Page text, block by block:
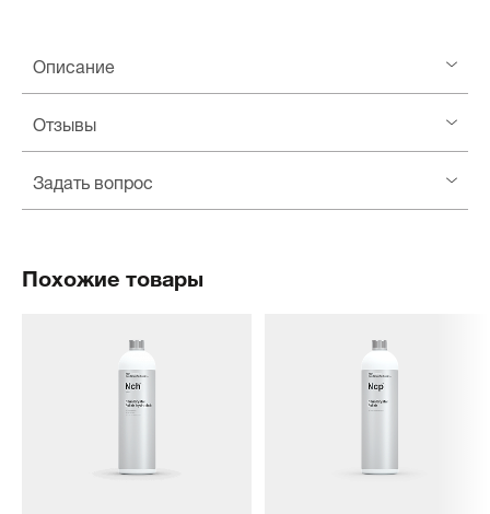
Описание
Отзывы
Задать вопрос
Похожие товары